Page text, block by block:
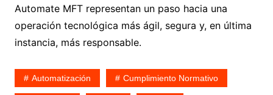
Automate MFT representan un paso hacia una
operación tecnológica más ágil, segura y, en última
instancia, más responsable.
Automatización Cumplimiento Normativo